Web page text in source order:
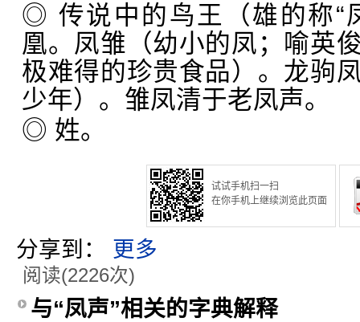
◎ 传说中的鸟王（雄的称“
凰。凤雏（幼小的凤；喻英
极难得的珍贵食品）。龙驹
少年）。雏凤清于老凤声。
◎ 姓。
试试手机扫一扫
在你手机上继续浏览此页面
分享到： 更多
阅读(2226次)
与“凤声”相关的字典解释